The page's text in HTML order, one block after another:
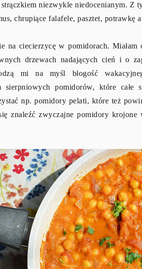
niezwykle niedocenianym. Z
chrupiące falafele, pasztet, potrawkę
na ciecierzycę w pomidorach.
drzewach nadających cień i o
mi na myśl błogość
sierpniowych pomidorów, które całe
np. pomidory pelati, które też
znaleźć zwyczajne pomidory